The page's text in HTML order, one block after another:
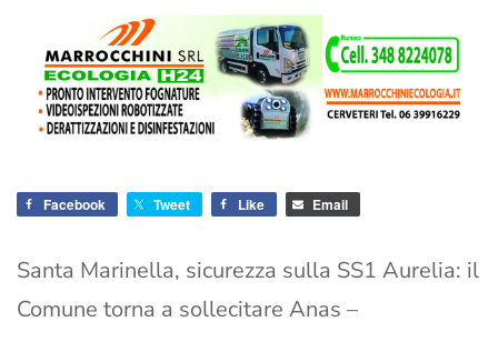
Facebook Tweet Like Email
Santa Marinella, sicurezza sulla SS1 Aurelia: il
Comune torna a sollecitare Anas –